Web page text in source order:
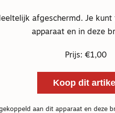
afgeschermd. Je
apparaat en in deze
Prijs: €1,00
Koop dit
aan dit apparaat en deze